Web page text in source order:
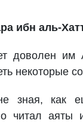
ибн аль-
доволен им
некоторые
зная, как
читал